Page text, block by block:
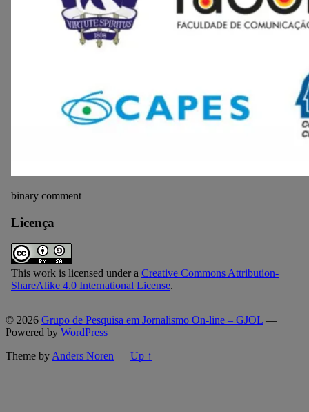
binary comment
Licença
This work is licensed under a Creative Commons Attribution-
ShareAlike 4.0 International License.
© 2026 Grupo de Pesquisa em Jornalismo On-line – GJOL —
Powered by WordPress
Theme by Anders Noren — Up ↑